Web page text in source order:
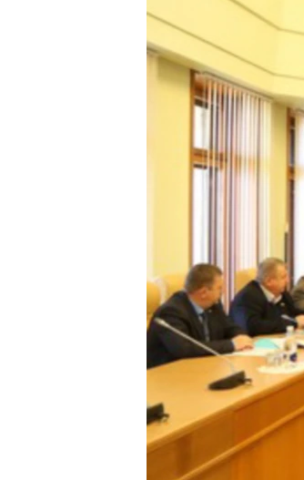
УКРАЇНСЬКА ПРОБЛЕМА КРИМУ